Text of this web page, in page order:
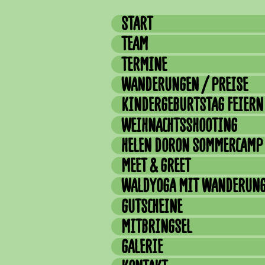
START
TEAM
TERMINE
WANDERUNGEN / PREISE
KINDERGEBURTSTAG FEIERN
WEIHNACHTSSHOOTING
HELEN DORON SOMMERCAMP
MEET & GREET
WALDYOGA MIT
GUTSCHEINE
MITBRINGSEL
GALERIE